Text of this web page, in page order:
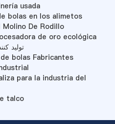
usada
bolas en los alimetos
Molino De Rodillo
de oro ecológica
تولید
bolas Fabricantes
para la industria del
talco